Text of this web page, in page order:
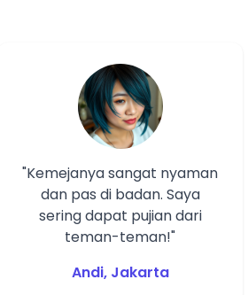
"Kemejanya sangat nyaman
dan pas di badan. Saya
sering dapat pujian dari
teman-teman!"
Andi, Jakarta